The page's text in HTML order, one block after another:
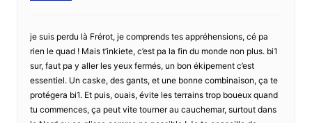
je suis perdu là Frérot, je comprends tes appréhensions, cé pa
rien le quad ! Mais t’inkiete, c’est pa la fin du monde non plus. bi1
sur, faut pa y aller les yeux fermés, un bon ékipement c’est
essentiel. Un caske, des gants, et une bonne combinaison, ça te
protégera bi1. Et puis, ouais, évite les terrains trop boueux quand
tu commences, ça peut vite tourner au cauchemar, surtout dans